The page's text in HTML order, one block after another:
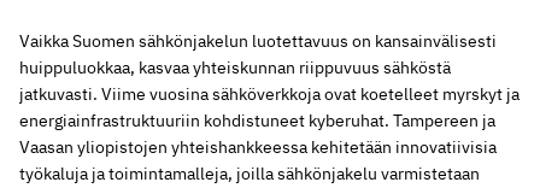
Vaikka Suomen sähkönjakelun luotettavuus on kansainvälisesti
huippuluokkaa, kasvaa yhteiskunnan riippuvuus sähköstä
jatkuvasti. Viime vuosina sähköverkkoja ovat koetelleet myrskyt ja
energiainfrastruktuuriin kohdistuneet kyberuhat. Tampereen ja
Vaasan yliopistojen yhteishankkeessa kehitetään innovatiivisia
työkaluja ja toimintamalleja, joilla sähkönjakelu varmistetaan